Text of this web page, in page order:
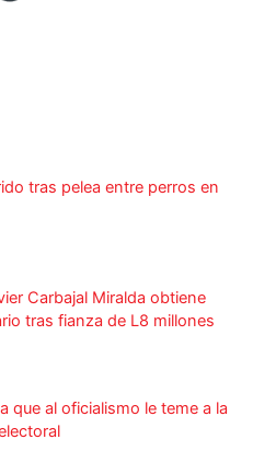
tras pelea entre perros en
Carbajal Miralda obtiene
tras fianza de L8 millones
que al oficialismo le teme a la